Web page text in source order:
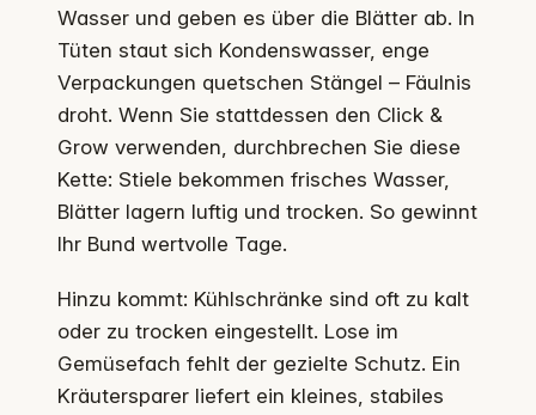
Wasser und geben es über die Blätter ab. In
Tüten staut sich Kondenswasser, enge
Verpackungen quetschen Stängel – Fäulnis
droht. Wenn Sie stattdessen den Click &
Grow verwenden, durchbrechen Sie diese
Kette: Stiele bekommen frisches Wasser,
Blätter lagern luftig und trocken. So gewinnt
Ihr Bund wertvolle Tage.
Hinzu kommt: Kühlschränke sind oft zu kalt
oder zu trocken eingestellt. Lose im
Gemüsefach fehlt der gezielte Schutz. Ein
Kräutersparer liefert ein kleines, stabiles